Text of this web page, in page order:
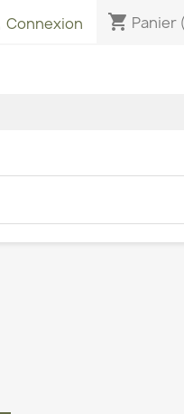
Connexion shopping_cart Panier